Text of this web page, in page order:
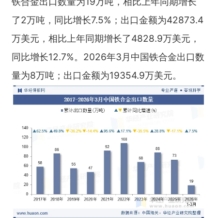
了2万吨，同比增长7.5%；出口金额为42873.4
万美元，相比上年同期增长了4828.9万美元，
同比增长12.7%。2026年3月中国铁合金出口数
量为8万吨；出口金额为19354.9万美元。